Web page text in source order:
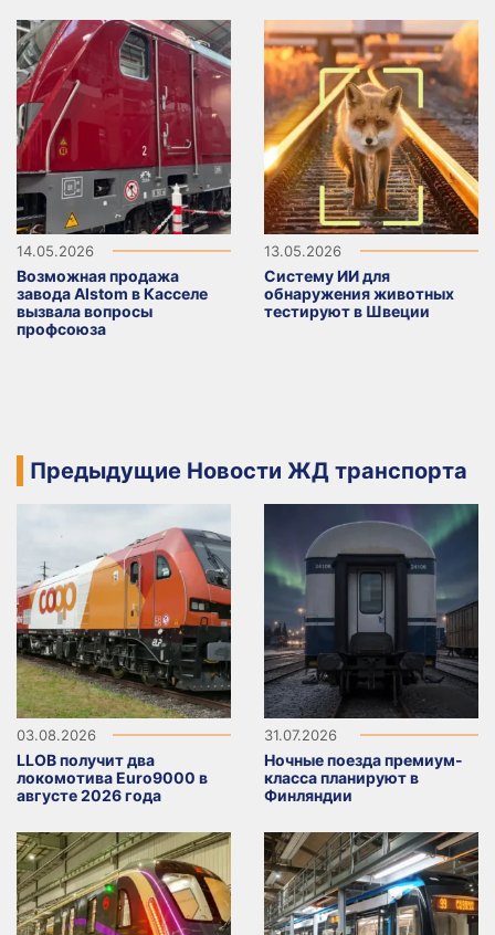
14.05.2026
Возможная продажа
завода Alstom в Касселе
вызвала вопросы
профсоюза
13.05.2026
Систему ИИ для
обнаружения животных
тестируют в Швеции
Предыдущие Новости ЖД транспорта
03.08.2026
LLOB получит два
локомотива Euro9000 в
августе 2026 года
31.07.2026
Ночные поезда премиум-
класса планируют в
Финляндии